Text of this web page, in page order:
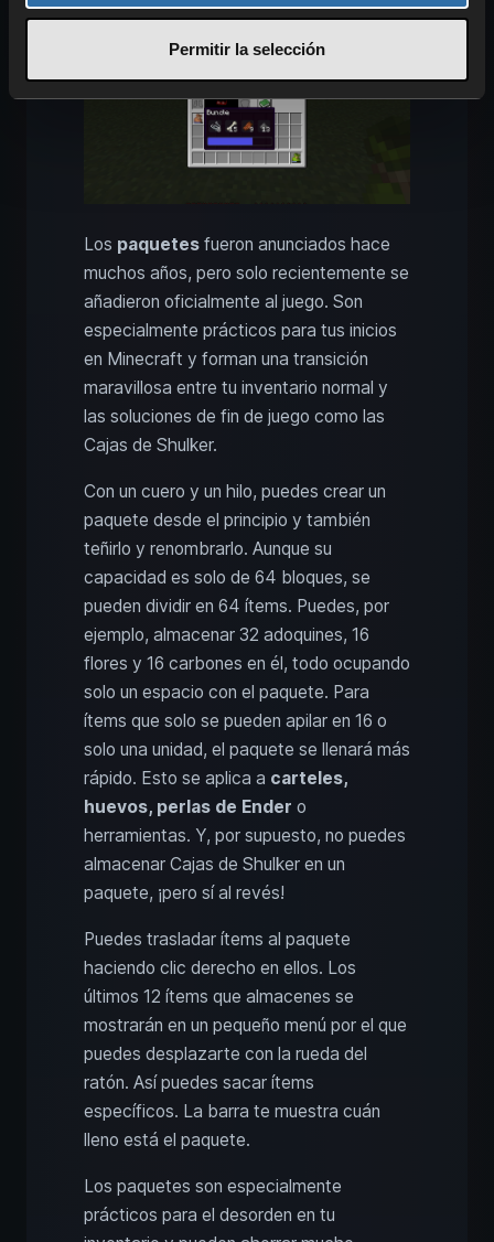
Permitir la selección
Los paquetes fueron anunciados hace
muchos años, pero solo recientemente se
añadieron oficialmente al juego. Son
especialmente prácticos para tus inicios
en Minecraft y forman una transición
maravillosa entre tu inventario normal y
las soluciones de fin de juego como las
Cajas de Shulker.
Con un cuero y un hilo, puedes crear un
paquete desde el principio y también
teñirlo y renombrarlo. Aunque su
capacidad es solo de 64 bloques, se
pueden dividir en 64 ítems. Puedes, por
ejemplo, almacenar 32 adoquines, 16
flores y 16 carbones en él, todo ocupando
solo un espacio con el paquete. Para
ítems que solo se pueden apilar en 16 o
solo una unidad, el paquete se llenará más
rápido. Esto se aplica a carteles,
huevos, perlas de Ender o
herramientas. Y, por supuesto, no puedes
almacenar Cajas de Shulker en un
paquete, ¡pero sí al revés!
Puedes trasladar ítems al paquete
haciendo clic derecho en ellos. Los
últimos 12 ítems que almacenes se
mostrarán en un pequeño menú por el que
puedes desplazarte con la rueda del
ratón. Así puedes sacar ítems
específicos. La barra te muestra cuán
lleno está el paquete.
Los paquetes son especialmente
prácticos para el desorden en tu